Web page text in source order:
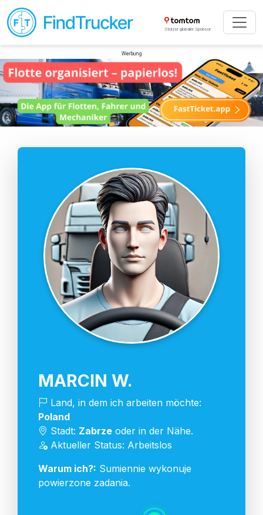
Stolzer globaler Sponsor
Werbung
MARCIN W.
Land, in dem ich arbeiten möchte:
Poland
Stadt: Zabrze oder in der Nähe.
Aktueller Status: Arbeitslos
Warum ich?: Sumiennie wykonuje
powierzone zadania.